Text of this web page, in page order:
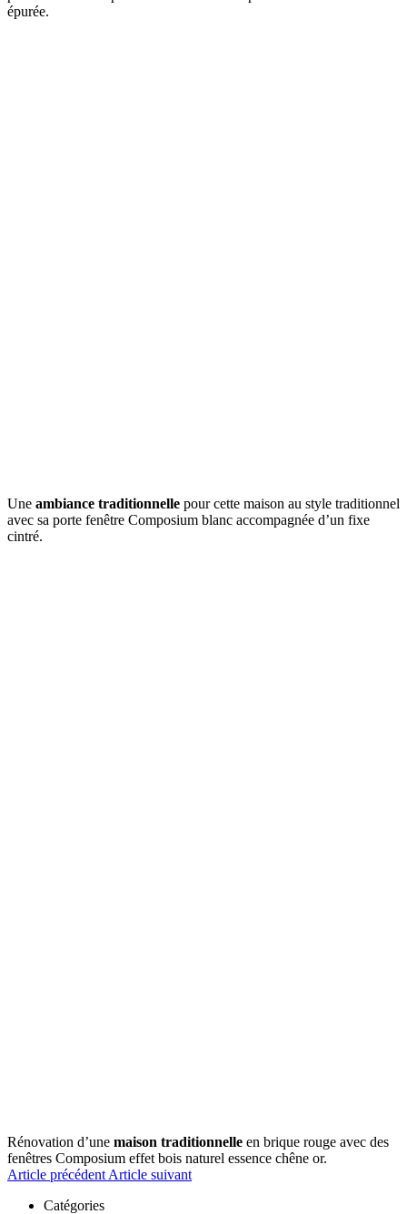
épurée.
Une ambiance traditionnelle pour cette maison au style traditionnel
avec sa porte fenêtre Composium blanc accompagnée d’un fixe
cintré.
Rénovation d’une maison traditionnelle en brique rouge avec des
fenêtres Composium effet bois naturel essence chêne or.
Article précédent Article suivant
Catégories